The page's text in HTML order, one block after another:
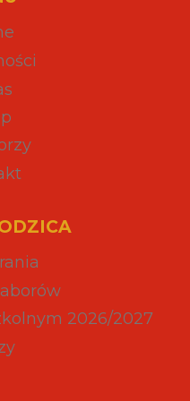
2026/2027